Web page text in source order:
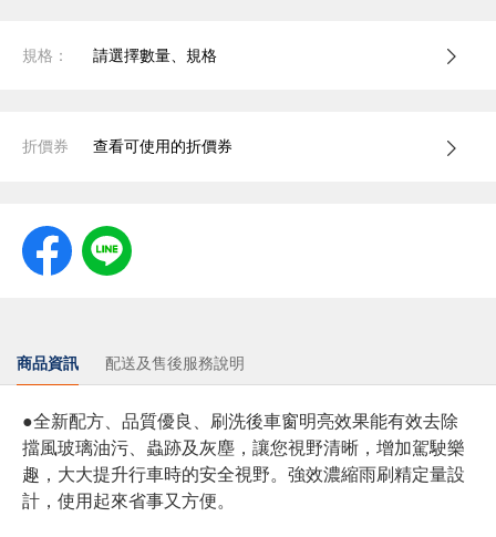
規格： 請選擇數量、規格
折價券 查看可使用的折價券
商品資訊 配送及售後服務說明
●全新配方、品質優良、刷洗後車窗明亮效果能有效去除
擋風玻璃油污、蟲跡及灰塵，讓您視野清晰，增加駕駛樂
趣，大大提升行車時的安全視野。強效濃縮雨刷精定量設
計，使用起來省事又方便。